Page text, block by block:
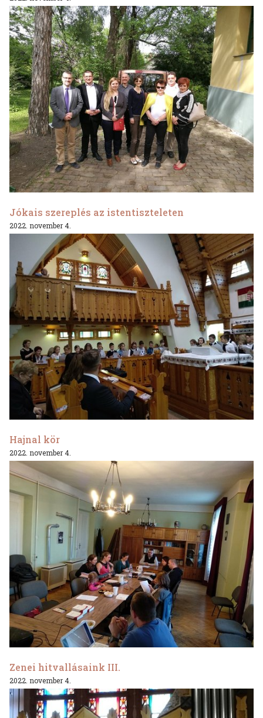
Jókais szereplés az istentiszteleten
2022. november 4.
Hajnal kör
2022. november 4.
Zenei hitvallásaink III.
2022. november 4.